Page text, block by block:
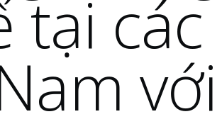
tại các
với